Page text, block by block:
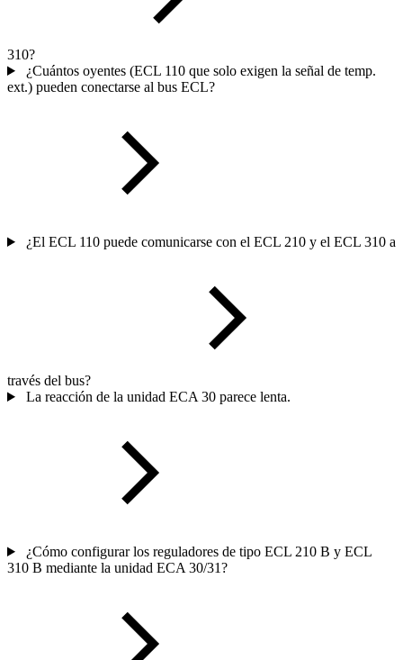
310?
¿Cuántos oyentes (ECL 110 que solo exigen la señal de temp.
ext.) pueden conectarse al bus ECL?
¿El ECL 110 puede comunicarse con el ECL 210 y el ECL 310 a
través del bus?
La reacción de la unidad ECA 30 parece lenta.
¿Cómo configurar los reguladores de tipo ECL 210 B y ECL
310 B mediante la unidad ECA 30/31?